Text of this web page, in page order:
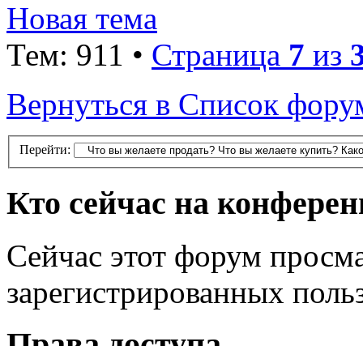
Новая тема
Тем: 911 • Страница 7 из
Вернуться в Список
Перейти:
Кто сейчас на
Сейчас этот форум
зарегистрированных